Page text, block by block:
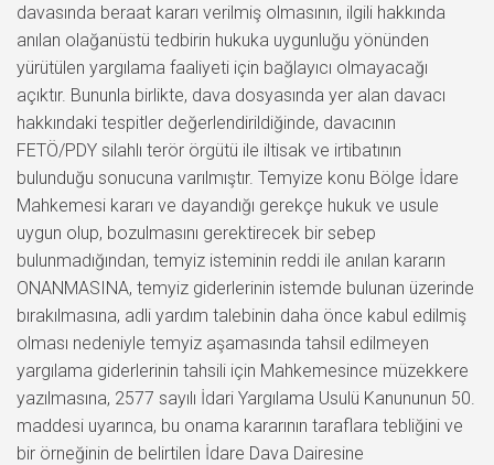
davasında beraat kararı verilmiş olmasının, ilgili hakkında
anılan olağanüstü tedbirin hukuka uygunluğu yönünden
yürütülen yargılama faaliyeti için bağlayıcı olmayacağı
açıktır. Bununla birlikte, dava dosyasında yer alan davacı
hakkındaki tespitler değerlendirildiğinde, davacının
FETÖ/PDY silahlı terör örgütü ile iltisak ve irtibatının
bulunduğu sonucuna varılmıştır. Temyize konu Bölge İdare
Mahkemesi kararı ve dayandığı gerekçe hukuk ve usule
uygun olup, bozulmasını gerektirecek bir sebep
bulunmadığından, temyiz isteminin reddi ile anılan kararın
ONANMASINA, temyiz giderlerinin istemde bulunan üzerinde
bırakılmasına, adli yardım talebinin daha önce kabul edilmiş
olması nedeniyle temyiz aşamasında tahsil edilmeyen
yargılama giderlerinin tahsili için Mahkemesince müzekkere
yazılmasına, 2577 sayılı İdari Yargılama Usulü Kanununun 50.
maddesi uyarınca, bu onama kararının taraflara tebliğini ve
bir örneğinin de belirtilen İdare Dava Dairesine